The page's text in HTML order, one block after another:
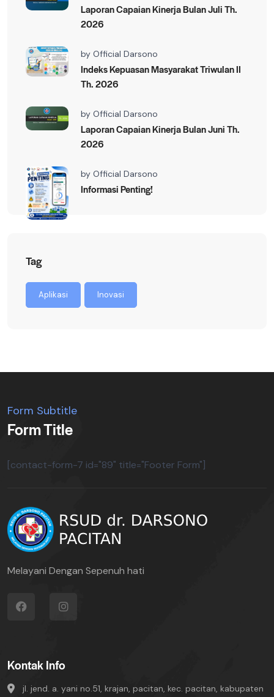
Laporan Capaian Kinerja Bulan Juli Th.
2026
by Official Darsono
Indeks Kepuasan Masyarakat Triwulan II
Th. 2026
by Official Darsono
Laporan Capaian Kinerja Bulan Juni Th.
2026
by Official Darsono
Informasi Penting!
Tag
Aplikasi Inovasi
Form Subtitle
Form Title
[contact-form-7 id="89" title="Footer Form"]
Melayani Dengan Sepenuh hati
Kontak Info
jl. jend. a. yani no.51, krajan, pacitan, kec. pacitan, kabupaten